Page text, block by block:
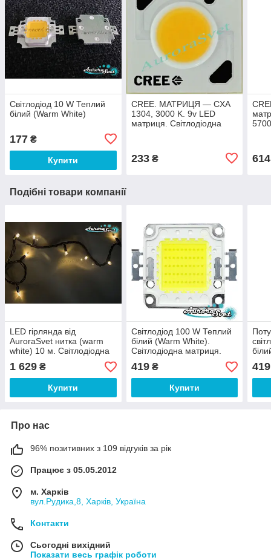
Світлодіод 10 W Теплий
білий (Warm White)
177 ₴
Купити
CREE. МАТРИЦЯ — CXA
1304, 3000 K. 9v LED
матриця. Світлодіодна
233₴ 614
Подібні товари компанії
LED гірлянда від
AuroraSvet нитка (warm
white) 10 м. Світлодіодна
1 629 ₴
Купити
Світлодіод 100 W Теплий
білий (Warm White).
Світлодіодна матриця.
419₴
Купити
419
Про нас
96% позитивних з 109 відгуків за рік
Працює з 05.05.2012
м. Харків
вул.Рудика,8, Харків, Україна
Контакти
Сьогодні вихідний
Показати весь графік роботи